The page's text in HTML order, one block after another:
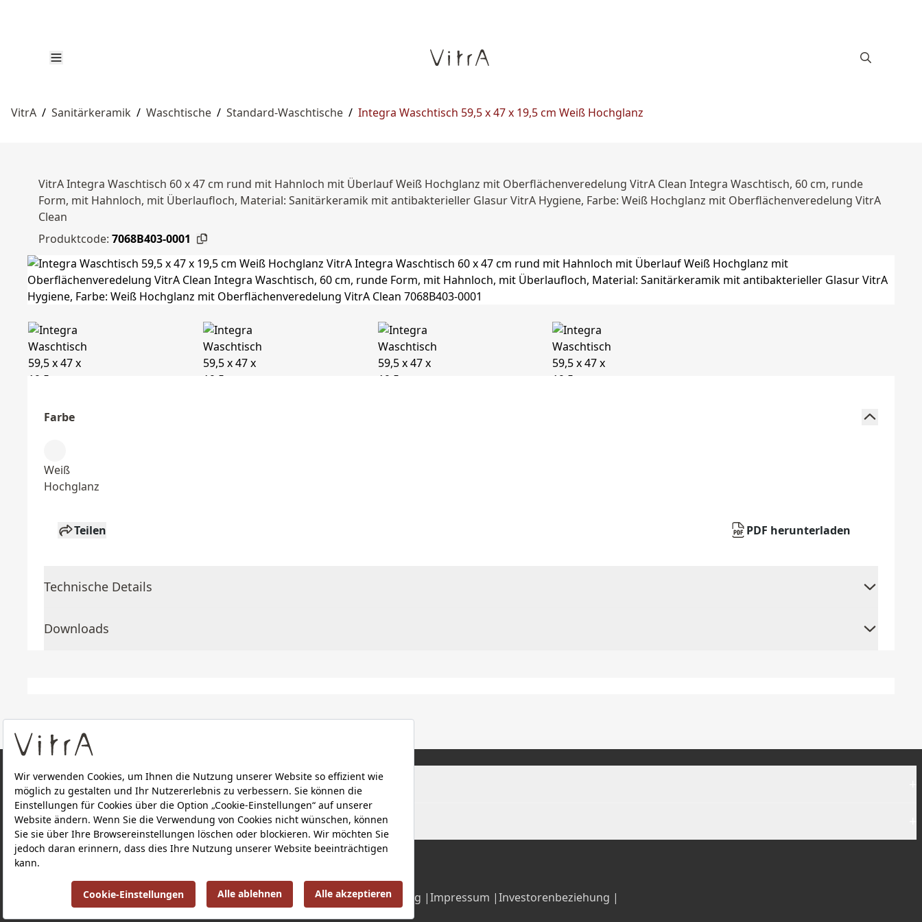
VitrA / Sanitärkeramik / Waschtische / Standard-Waschtische / Integra Waschtisch 59,5 x 47 x 19,5 cm Weiß Hochglanz
VitrA Integra Waschtisch 60 x 47 cm rund mit Hahnloch mit Überlauf Weiß Hochglanz mit Oberflächenveredelung VitrA Clean Integra Waschtisch, 60 cm, runde
Form, mit Hahnloch, mit Überlaufloch, Material: Sanitärkeramik mit antibakterieller Glasur VitrA Hygiene, Farbe: Weiß Hochglanz mit Oberflächenveredelung VitrA
Clean
Produktcode: 7068B403-0001
Farbe
Weiß
Hochglanz
Teilen PDF herunterladen
Technische Details
Downloads
ÜBER UNS
PRODUKTE
Datenschutzerklärung |Impressum |Investorenbeziehung |